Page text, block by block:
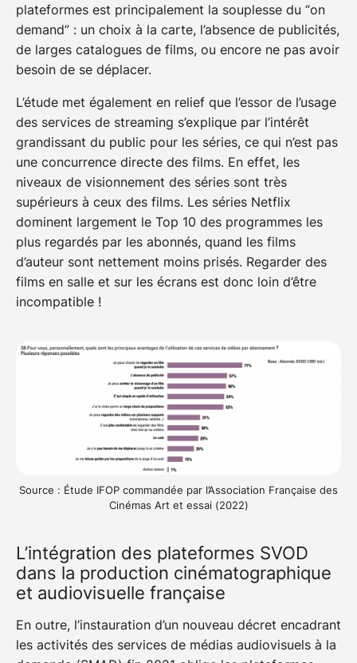
plateformes est principalement la souplesse du “on
demand” : un choix à la carte, l’absence de publicités,
de larges catalogues de films, ou encore ne pas avoir
besoin de se déplacer.
L’étude met également en relief que l’essor de l’usage
des services de streaming s’explique par l’intérêt
grandissant du public pour les séries, ce qui n’est pas
une concurrence directe des films. En effet, les
niveaux de visionnement des séries sont très
supérieurs à ceux des films. Les séries Netflix
dominent largement le Top 10 des programmes les
plus regardés par les abonnés, quand les films
d’auteur sont nettement moins prisés. Regarder des
films en salle et sur les écrans est donc loin d’être
incompatible !
Source : Étude IFOP commandée par l’Association Française des
Cinémas Art et essai (2022)
L’intégration des plateformes SVOD
dans la production cinématographique
et audiovisuelle française
En outre, l’instauration d’un nouveau décret encadrant
les activités des services de médias audiovisuels à la